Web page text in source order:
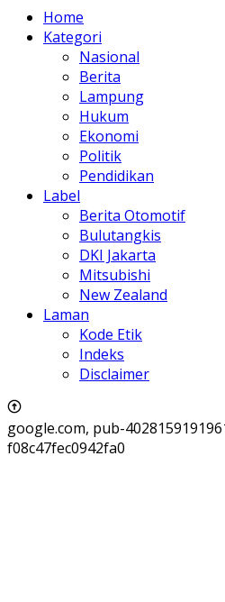
Home
Kategori
Nasional
Berita
Lampung
Hukum
Ekonomi
Politik
Pendidikan
Label
Berita Otomotif
Bulutangkis
DKI Jakarta
Mitsubishi
New Zealand
Laman
Kode Etik
Indeks
Disclaimer
google.com, pub-
f08c47fec0942fa0